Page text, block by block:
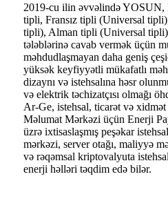
2019-cu ilin əvvəlində
tipli, Fransız tipli (Universal
tipli), Alman tipli (Universal tipli)
tələblərinə cavab vermək üçün
məhdudlaşmayan daha geniş
yüksək keyfiyyətli mükafatlı
dizaynı və istehsalına həsr
və elektrik təchizatçısı olmağı
Ar-Ge, istehsal, ticarət və
Məlumat Mərkəzi üçün Enerji
üzrə ixtisaslaşmış peşəkar
mərkəzi, server otağı, maliyyə
və rəqəmsal kriptovalyuta
enerji həlləri təqdim edə bilər.